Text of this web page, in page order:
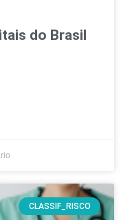
do Brasil
CLASSIF_RISCO